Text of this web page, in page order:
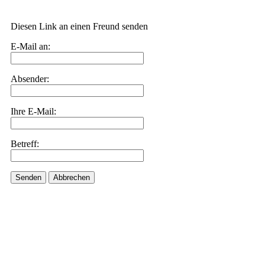
Diesen Link an einen Freund senden
E-Mail an:
Absender:
Ihre E-Mail:
Betreff:
Senden Abbrechen